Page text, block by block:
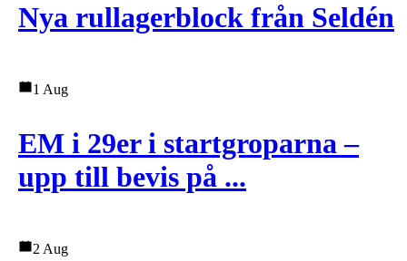
Nya rullagerblock från Seldén
1 Aug
EM i 29er i startgroparna –
upp till bevis på ...
2 Aug